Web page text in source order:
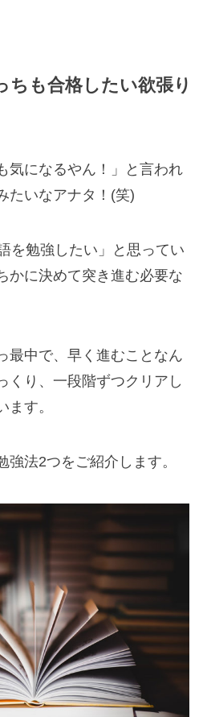
ちも合格したい欲張り
気になるやん！」と言われ
たいなアナタ！(笑)
を勉強したい」と思ってい
かに決めて突き進む必要な
最中で、早く進むことなん
くり、一段階ずつクリアし
ます。
強法2つをご紹介します。